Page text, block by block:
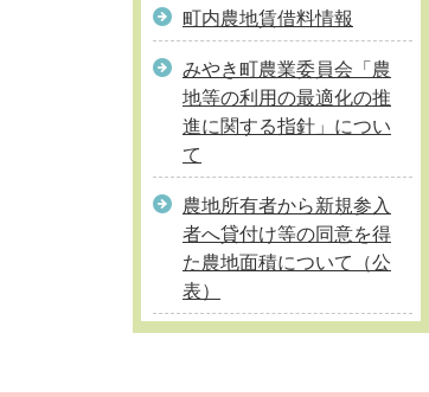
町内農地賃借料情報
みやき町農業委員会「農
地等の利用の最適化の推
進に関する指針」につい
て
農地所有者から新規参入
者へ貸付け等の同意を得
た農地面積について（公
表）